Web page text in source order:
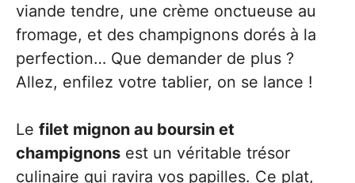
viande tendre, une crème onctueuse au
fromage, et des champignons dorés à la
perfection… Que demander de plus ?
Allez, enfilez votre tablier, on se lance !
Le filet mignon au boursin et
champignons est un véritable trésor
culinaire qui ravira vos papilles. Ce plat,